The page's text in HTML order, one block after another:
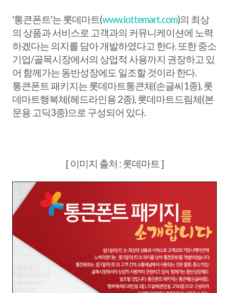
'통큰폰트'는 롯데마트(www.lottemart.com)의 최상
의 상품과 서비스로 고객과의 커뮤니케이션에 노력
하겠다는 의지를 담아 개발하였다고 한다. 또한 중소
기업/골목시장에서의 상업적 사용까지 권장하고 있
어 함께가는 동반성장에도 일조할 것이라 한다.
통큰폰트 패키지는 롯데마트통큰체(손글씨1종), 롯
데마트행복체(헤드라인용 2종), 롯데마트드림체(본
문용 고딕3종)으로 구성되어 있다.
[ 이미지 출처 : 롯데마트 ]